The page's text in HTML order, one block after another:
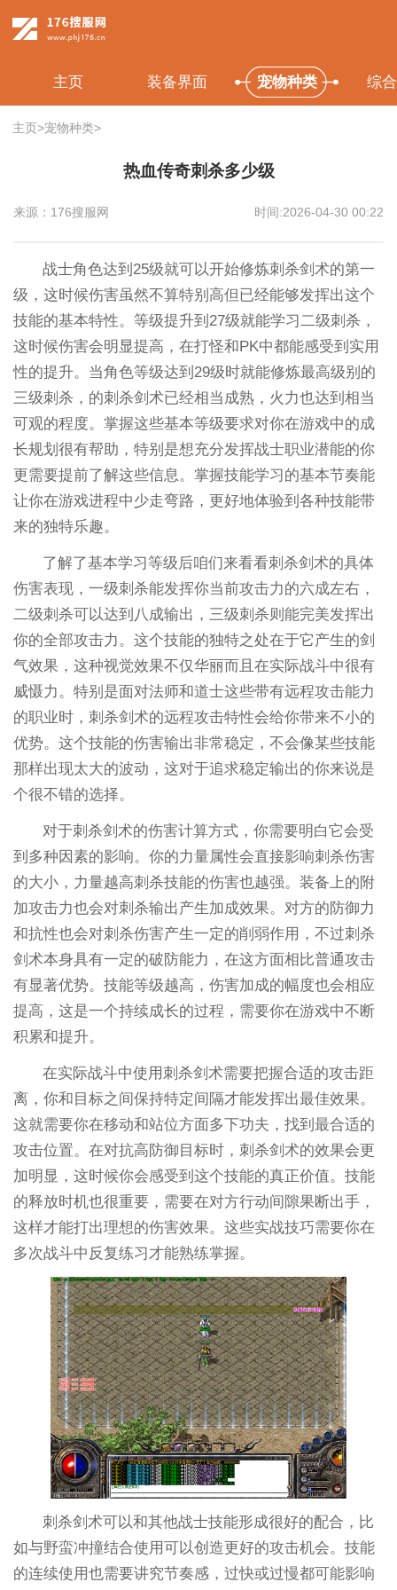
主页 装备界面 宠物种类 综
主页>宠物种类>
热血传奇刺杀多少级
来源：176搜服网 时间:2026-04-30 00:22
战士角色达到25级就可以开始修炼刺杀剑术的第一
级，这时候伤害虽然不算特别高但已经能够发挥出这个
技能的基本特性。等级提升到27级就能学习二级刺杀，
这时候伤害会明显提高，在打怪和PK中都能感受到实用
性的提升。当角色等级达到29级时就能修炼最高级别的
三级刺杀，的刺杀剑术已经相当成熟，火力也达到相当
可观的程度。掌握这些基本等级要求对你在游戏中的成
长规划很有帮助，特别是想充分发挥战士职业潜能的你
更需要提前了解这些信息。掌握技能学习的基本节奏能
让你在游戏进程中少走弯路，更好地体验到各种技能带
来的独特乐趣。
了解了基本学习等级后咱们来看看刺杀剑术的具体
伤害表现，一级刺杀能发挥你当前攻击力的六成左右，
二级刺杀可以达到八成输出，三级刺杀则能完美发挥出
你的全部攻击力。这个技能的独特之处在于它产生的剑
气效果，这种视觉效果不仅华丽而且在实际战斗中很有
威慑力。特别是面对法师和道士这些带有远程攻击能力
的职业时，刺杀剑术的远程攻击特性会给你带来不小的
优势。这个技能的伤害输出非常稳定，不会像某些技能
那样出现太大的波动，这对于追求稳定输出的你来说是
个很不错的选择。
对于刺杀剑术的伤害计算方式，你需要明白它会受
到多种因素的影响。你的力量属性会直接影响刺杀伤害
的大小，力量越高刺杀技能的伤害也越强。装备上的附
加攻击力也会对刺杀输出产生加成效果。对方的防御力
和抗性也会对刺杀伤害产生一定的削弱作用，不过刺杀
剑术本身具有一定的破防能力，在这方面相比普通攻击
有显著优势。技能等级越高，伤害加成的幅度也会相应
提高，这是一个持续成长的过程，需要你在游戏中不断
积累和提升。
在实际战斗中使用刺杀剑术需要把握合适的攻击距
离，你和目标之间保持特定间隔才能发挥出最佳效果。
这就需要你在移动和站位方面多下功夫，找到最合适的
攻击位置。在对抗高防御目标时，刺杀剑术的效果会更
加明显，这时候你会感受到这个技能的真正价值。技能
的释放时机也很重要，需要在对方行动间隙果断出手，
这样才能打出理想的伤害效果。这些实战技巧需要你在
多次战斗中反复练习才能熟练掌握。
刺杀剑术可以和其他战士技能形成很好的配合，比
如与野蛮冲撞结合使用可以创造更好的攻击机会。技能
的连续使用也需要讲究节奏感，过快或过慢都可能影响